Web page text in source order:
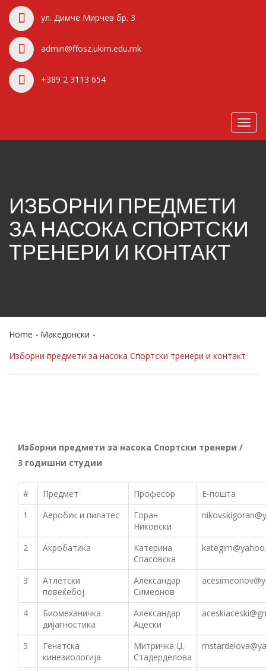
ул. Димче Мирчев бр. 3
admin@ffosz.ukim.edu.mk
+389 2 3113 654
ИЗБОРНИ ПРЕДМЕТИ
ЗА НАСОКА СПОРТСКИ
ТРЕНЕРИ И КОНТАКТ
Home
Македонски
Изборни предмети за насока Спортски тренери и контакт
Изборни предмети за насока Спортски тренери /
3 годишни студии
# Предмет Професор
Е-пошта
1
Аеробик и пилатес
Горан
Никовски
2 Акробатика
Катерина
Спасовска
3
Атлетски
повеќебој
Александар
Симеонов
4
Биомеханичка
дијагностика
Александар
Ацески
5
Генетска
кинезиологија
Митричка Џ.
Стадерделова